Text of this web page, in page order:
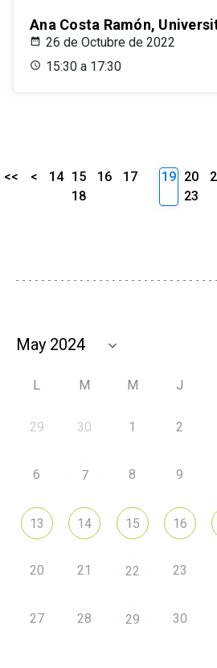
Ana Costa Ramón,
26 de Octubre de 2022
15:30 a 17:30
<< < 14 15 16
17
18
19 20
23
L M M J
29 30 1 2
6 7 8 9
13 14 15 16
20 21 22 23
27 28 29 30